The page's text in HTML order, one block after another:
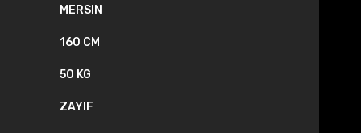
MERSIN
160 CM
50 KG
ZAYIF